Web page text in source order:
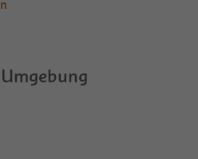
ULIVO GARDEN SUITE
GARDEN SUITE?
SUITE einen